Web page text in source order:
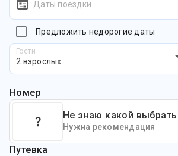
Даты поездки
Предложить недорогие даты
Гости
2 взрослых
Номер
Не знаю какой выбрать
Нужна рекомендация
Путевка